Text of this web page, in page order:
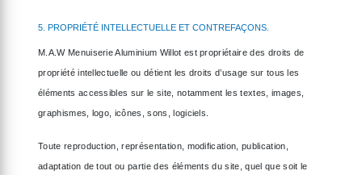
5. PROPRIÉTÉ INTELLECTUELLE ET CONTREFAÇONS.
M.A.W Menuiserie Aluminium Willot est propriétaire des droits de
propriété intellectuelle ou détient les droits d’usage sur tous les
éléments accessibles sur le site, notamment les textes, images,
graphismes, logo, icônes, sons, logiciels.
Toute reproduction, représentation, modification, publication,
adaptation de tout ou partie des éléments du site, quel que soit le